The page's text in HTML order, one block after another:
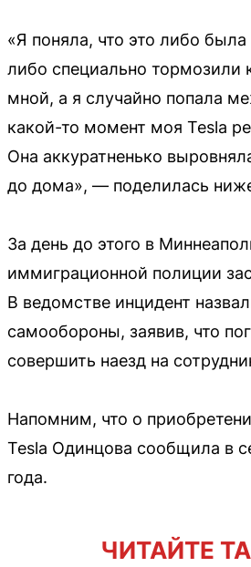
«Я поняла, что это либо
либо специально тормозили
мной, а я случайно попала
какой-то момент моя Tesla
Она аккуратненько
до дома», — поделилась
За день до этого в
иммиграционной полиции
В ведомстве инцидент
самообороны, заявив, что
совершить наезд на
Напомним, что о
Tesla Одинцова сообщила в
года.
ЧИТАЙТЕ